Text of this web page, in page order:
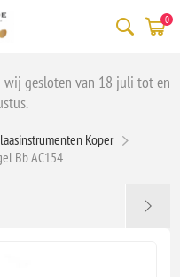
0
wij gesloten van 18 juli tot en
Koper
Bb AC154